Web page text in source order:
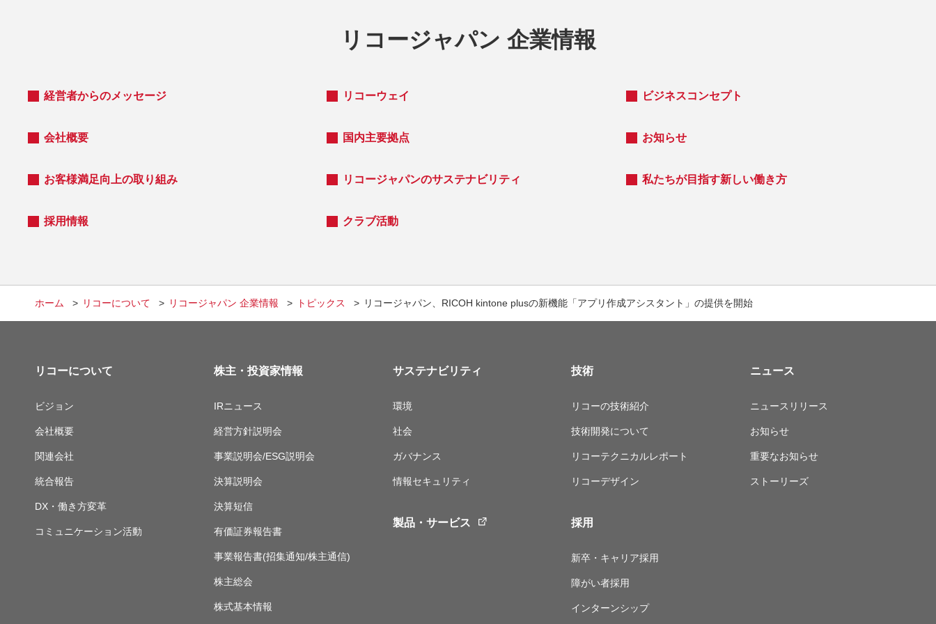
リコージャパン 企業情報
経営者からのメッセージ リコーウェイ ビジネスコンセプト
会社概要 国内主要拠点 お知らせ
お客様満足向上の取り組み リコージャパンのサステナビリティ 私たちが目指す新しい働き方
採用情報 クラブ活動
ホーム リコーについて リコージャパン 企業情報 トピックス リコージャパン、RICOH kintone plusの新機能「アプリ作成アシスタント」の提供を開始
リコーについて
ビジョン
会社概要
関連会社
統合報告
DX・働き方変革
コミュニケーション活動
株主・投資家情報
IRニュース
経営方針説明会
事業説明会/ESG説明会
決算説明会
決算短信
有価証券報告書
事業報告書(招集通知/株主通信)
株主総会
株式基本情報
サステナビリティ
環境
社会
ガバナンス
情報セキュリティ
製品・サービス
技術
リコーの技術紹介
技術開発について
リコーテクニカルレポート
リコーデザイン
採用
新卒・キャリア採用
障がい者採用
インターンシップ
ニュース
ニュースリリース
お知らせ
重要なお知らせ
ストーリーズ